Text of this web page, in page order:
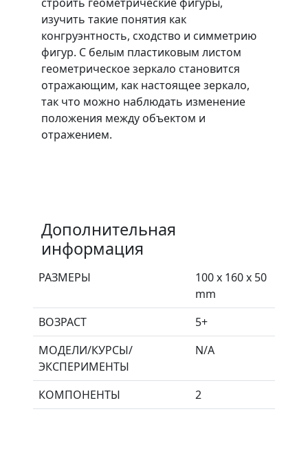
изучить такие понятия как
конгруэнтность, сходство и симметрию
фигур. С белым пластиковым листом
геометрическое зеркало становится
отражающим, как настоящее зеркало,
так что можно наблюдать изменение
положения между объектом и
отражением.
Дополнительная
информация
РАЗМЕРЫ
100 x 160 x 50
mm
ВОЗРАСТ
5+
МОДЕЛИ/КУРСЫ/
ЭКСПЕРИМЕНТЫ
N/A
КОМПОНЕНТЫ 2